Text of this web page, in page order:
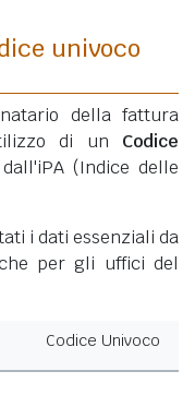
univoco
della fattura
di un Codice
(Indice delle
i dati essenziali da
per gli uffici del
Codice Univoco